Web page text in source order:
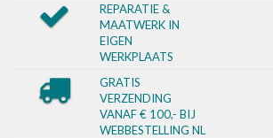
REPARATIE &
MAATWERK IN
EIGEN
WERKPLAATS
GRATIS
VERZENDING
VANAF € 100,- BIJ
WEBBESTELLING NL